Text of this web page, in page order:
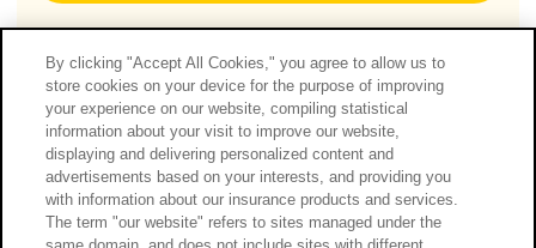
0216-ER37-09020-202605
By clicking "Accept All Cookies," you agree to allow us to
store cookies on your device for the purpose of improving
your experience on our website, compiling statistical
information about your visit to improve our website,
displaying and delivering personalized content and
advertisements based on your interests, and providing you
with information about our insurance products and services.
The term "our website" refers to sites managed under the